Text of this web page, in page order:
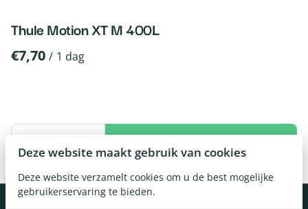
Thule Motion XT M 400L
/
Deze website maakt gebruik van cookies
Deze website verzamelt cookies om u de best mogelijke
gebruikerservaring te bieden.